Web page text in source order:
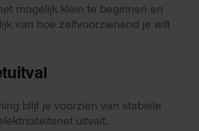
mogelijk klein te beginnen en
van hoe zelfvoorzienend je wilt
blijf je voorzien van stabiele
uitvalt.